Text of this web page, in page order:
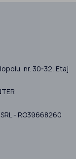
nr. 30-32, Etaj
- RO39668260